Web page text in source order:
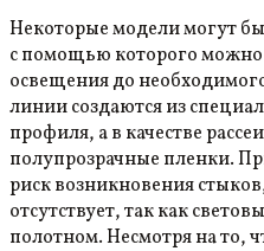
Некоторые модели могут
с помощью которого можно
освещения до
линии создаются из
профиля, а в качестве
полупрозрачные пленки.
риск возникновения
отсутствует, так как
полотном. Несмотря на то,